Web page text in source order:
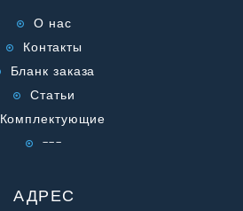
О нас
Контакты
Бланк заказа
Статьи
Комплектующие
---
АДРЕС